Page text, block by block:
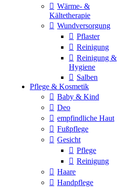
Wärme- &
Kältetherapie
Wundversorgung
Pflaster
Reinigung
Reinigung &
Hygiene
Salben
Pflege & Kosmetik
Baby & Kind
Deo
empfindliche Haut
Fußpflege
Gesicht
Pflege
Reinigung
Haare
Handpflege